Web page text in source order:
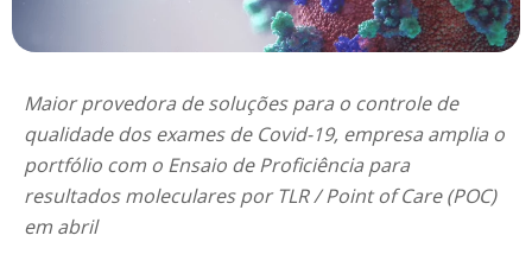
Maior provedora de soluções para o controle de
qualidade dos exames de Covid-19, empresa amplia o
portfólio com o Ensaio de Proficiência para
resultados moleculares por TLR / Point of Care (POC)
em abril